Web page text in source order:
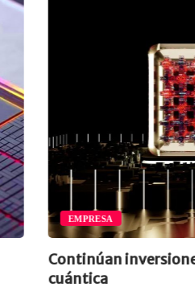
EMPRESA
Continúan
cuántica